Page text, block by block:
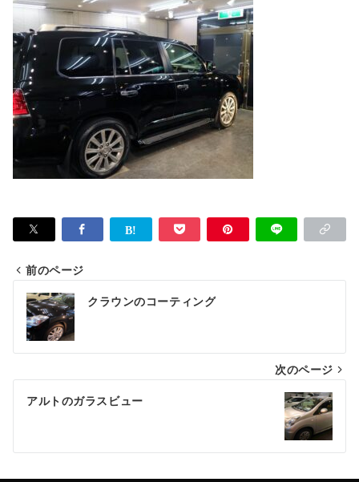
投
稿
ナ
ビ
ゲ
シ
前のページ
クラウンのコーティング
次のページ
アルトのガラスビュー